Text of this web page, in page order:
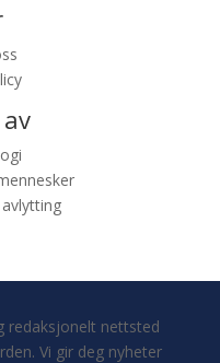
redaksjonelt nettsted
Vi gir deg nyheter